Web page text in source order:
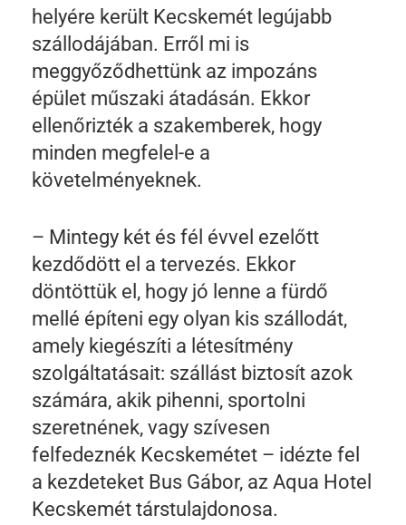
helyére került Kecskemét legújabb
szállodájában. Erről mi is
meggyőződhettünk az impozáns
épület műszaki átadásán. Ekkor
ellenőrizték a szakemberek, hogy
minden megfelel-e a
követelményeknek.
– Mintegy két és fél évvel ezelőtt
kezdődött el a tervezés. Ekkor
döntöttük el, hogy jó lenne a fürdő
mellé építeni egy olyan kis szállodát,
amely kiegészíti a létesítmény
szolgáltatásait: szállást biztosít azok
számára, akik pihenni, sportolni
szeretnének, vagy szívesen
felfedeznék Kecskemétet – idézte fel
a kezdeteket Bus Gábor, az Aqua Hotel
Kecskemét társtulajdonosa.